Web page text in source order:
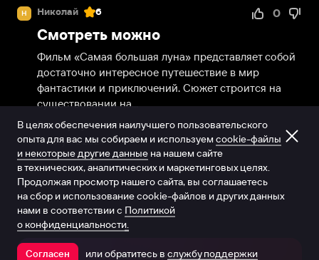
Н Николай
19 августа 2024
6 0
Смотреть можно
Фильм «Самая большая луна» представляет собой
достаточно интересное путешествие в мир
фантастики и приключений. Сюжет строится на
существовании на...
Развернуть
Открыть в приложении
В целях обеспечения наилучшего пользовательского
опыта для вас мы собираем и используем cookie-файлы
и некоторые другие данные на нашем сайте
в технических, аналитических и маркетинговых целях.
Продолжая просмотр нашего сайта, вы соглашаетесь
на сбор и использование cookie-файлов и других данных
нами в соответствии с Политикой
о конфиденциальности.
Согласен или обратитесь в службу поддержки